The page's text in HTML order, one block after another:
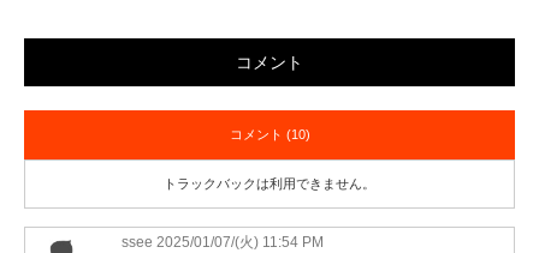
コメント
コメント (10)
トラックバックは利用できません。
ssee 2025/01/07/(火) 11:54 PM